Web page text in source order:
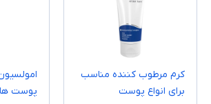
کرم مرطوب ‌کننده مناسب
برای انواع پوست
پوست